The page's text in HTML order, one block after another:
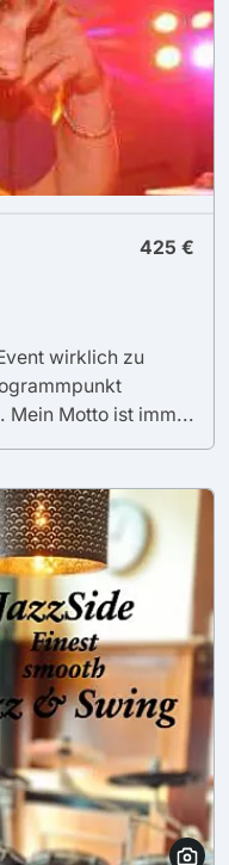
425 €
wirklich zu
Mein Motto ist imm...